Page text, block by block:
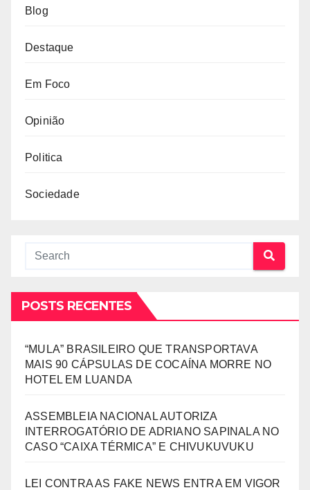
Blog
Destaque
Em Foco
Opinião
Politica
Sociedade
POSTS RECENTES
“MULA” BRASILEIRO QUE TRANSPORTAVA
MAIS 90 CÁPSULAS DE COCAÍNA MORRE NO
HOTEL EM LUANDA
ASSEMBLEIA NACIONAL AUTORIZA
INTERROGATÓRIO DE ADRIANO SAPINALA NO
CASO “CAIXA TÉRMICA” E CHIVUKUVUKU
LEI CONTRA AS FAKE NEWS ENTRA EM VIGOR